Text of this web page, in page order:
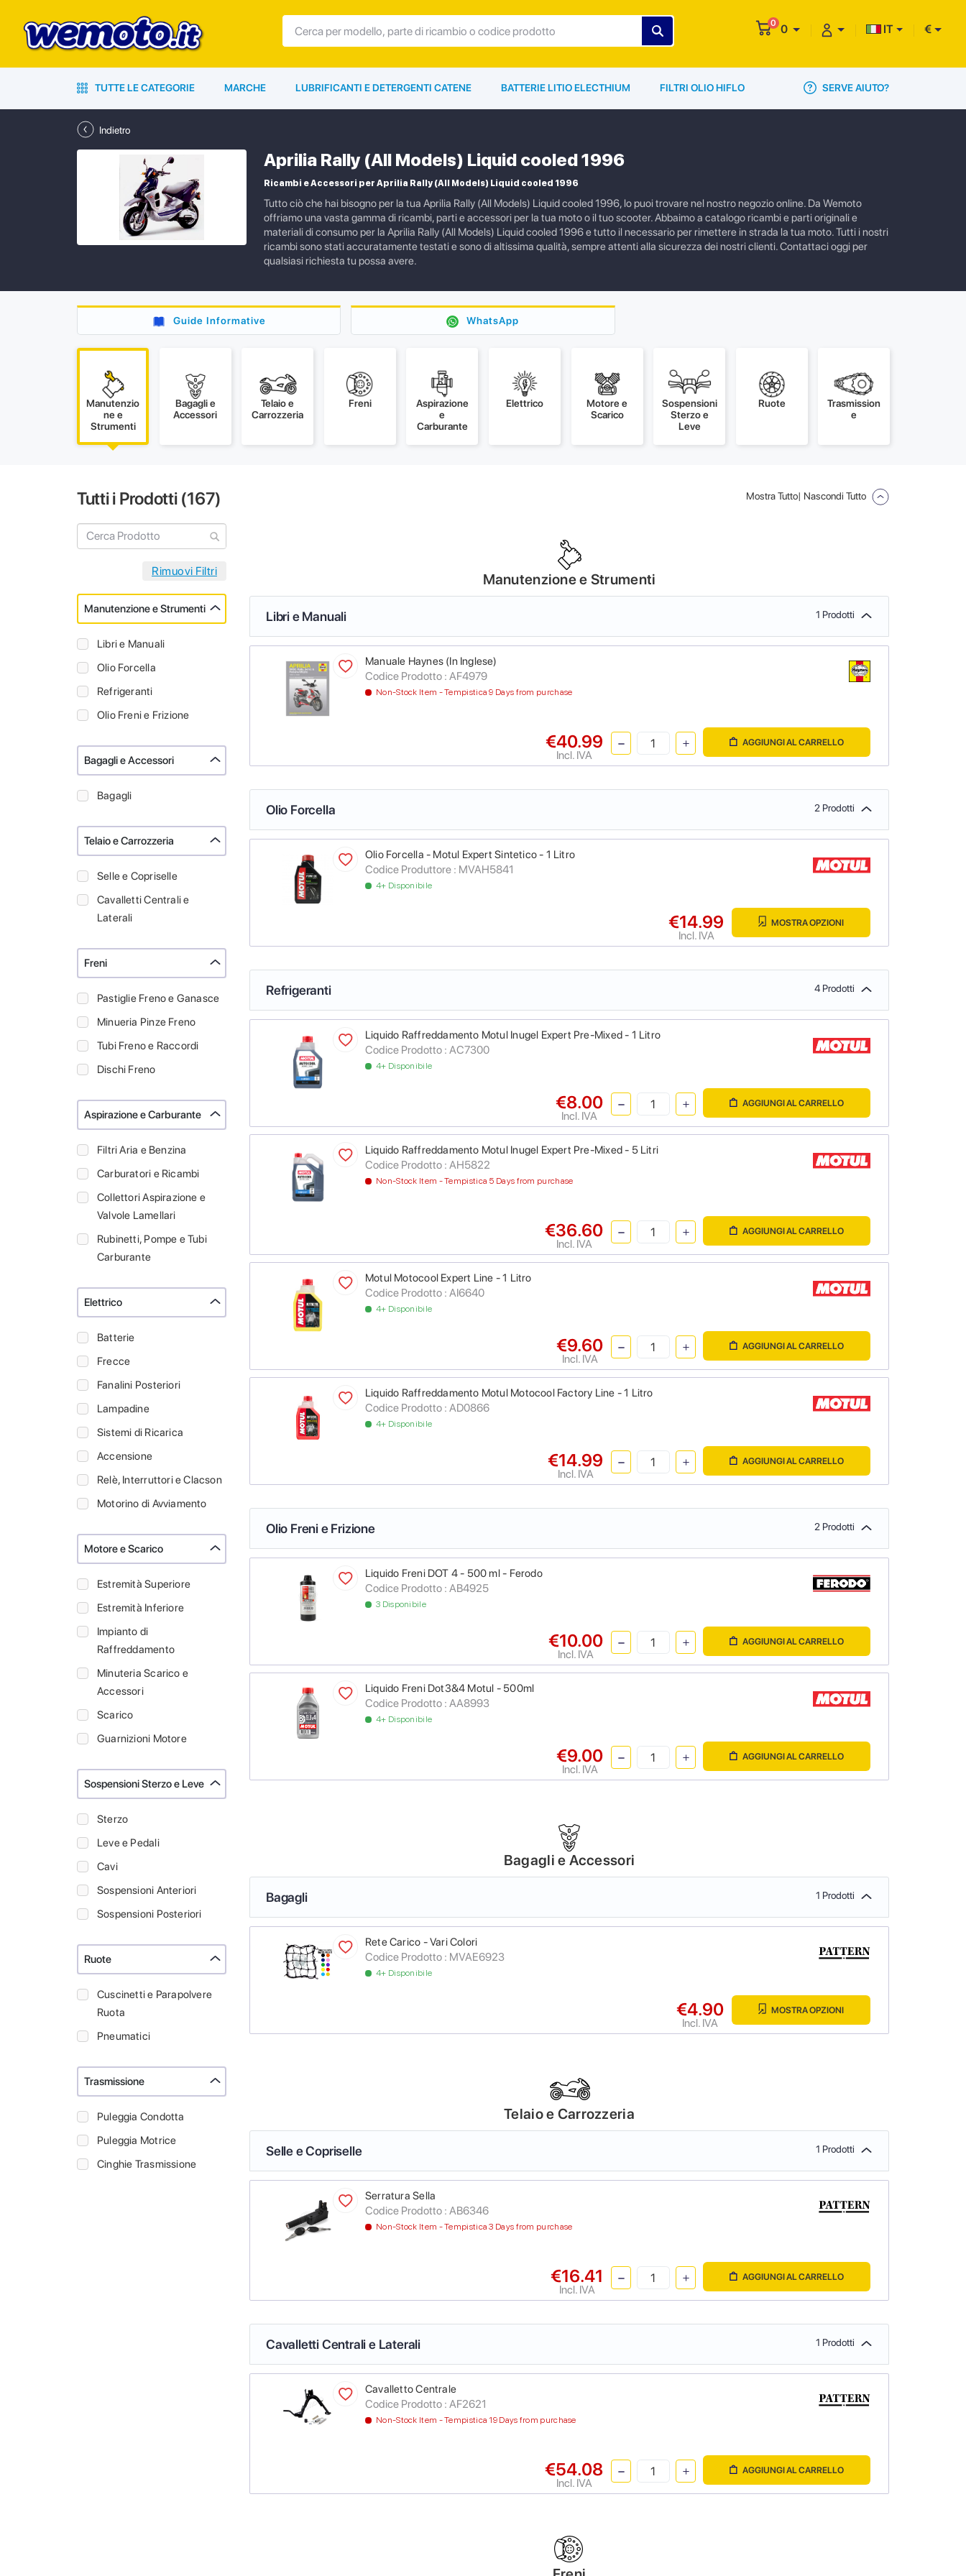
0 0 IT €
TUTTE LE CATEGORIE MARCHE LUBRIFICANTI E DETERGENTI CATENE BATTERIE LITIO ELECTHIUM FILTRI OLIO HIFLO SERVE AIUTO?
Indietro
Aprilia Rally (All Models) Liquid cooled 1996
Ricambi e Accessori per Aprilia Rally (All Models) Liquid cooled 1996
Tutto ciò che hai bisogno per la tua Aprilia Rally (All Models) Liquid cooled 1996, lo puoi trovare nel nostro negozio online. Da Wemoto
offriamo una vasta gamma di ricambi, parti e accessori per la tua moto o il tuo scooter. Abbaimo a catalogo ricambi e parti originali e
materiali di consumo per la Aprilia Rally (All Models) Liquid cooled 1996 e tutto il necessario per rimettere in strada la tua moto. Tutti i nostri
ricambi sono stati accuratamente testati e sono di altissima qualità, sempre attenti alla sicurezza dei nostri clienti. Contattaci oggi per
qualsiasi richiesta tu possa avere.
Guide Informative WhatsApp
Manutenzio
ne e
Strumenti
Bagagli e
Accessori
Telaio e
Carrozzeria
Freni
Aspirazione
e
Carburante
Elettrico
Motore e
Scarico
Sospensioni
Sterzo e
Leve
Ruote
Trasmission
e
Tutti i Prodotti (167)
Manutenzione e Strumenti
Libri e Manuali
Olio Forcella
Refrigeranti
Olio Freni e Frizione
Bagagli e Accessori
Bagagli
Telaio e Carrozzeria
Selle e Copriselle
Cavalletti Centrali e
Laterali
Freni
Pastiglie Freno e Ganasce
Minueria Pinze Freno
Tubi Freno e Raccordi
Dischi Freno
Aspirazione e Carburante
Filtri Aria e Benzina
Carburatori e Ricambi
Collettori Aspirazione e
Valvole Lamellari
Rubinetti, Pompe e Tubi
Carburante
Elettrico
Batterie
Frecce
Fanalini Posteriori
Lampadine
Sistemi di Ricarica
Accensione
Relè, Interruttori e Clacson
Motorino di Avviamento
Motore e Scarico
Estremità Superiore
Estremità Inferiore
Impianto di
Raffreddamento
Minuteria Scarico e
Accessori
Scarico
Guarnizioni Motore
Sospensioni Sterzo e Leve
Sterzo
Leve e Pedali
Cavi
Sospensioni Anteriori
Sospensioni Posteriori
Ruote
Cuscinetti e Parapolvere
Ruota
Pneumatici
Trasmissione
Puleggia Condotta
Puleggia Motrice
Cinghie Trasmissione
Mostra Tutto| Nascondi Tutto
Manutenzione e Strumenti
Libri e Manuali 1 Prodotti
Manuale Haynes (In Inglese)
Codice Prodotto : AF4979
Non-Stock Item - Tempistica 9 Days from purchase
€40.99
Incl. IVA
AGGIUNGI AL CARRELLO
Olio Forcella 2 Prodotti
Olio Forcella - Motul Expert Sintetico - 1 Litro
Codice Produttore : MVAH5841
4+ Disponibile
€14.99
Incl. IVA
MOSTRA OPZIONI
Refrigeranti 4 Prodotti
Liquido Raffreddamento Motul Inugel Expert Pre-Mixed - 1 Litro
Codice Prodotto : AC7300
4+ Disponibile
€8.00
Incl. IVA
AGGIUNGI AL CARRELLO
Liquido Raffreddamento Motul Inugel Expert Pre-Mixed - 5 Litri
Codice Prodotto : AH5822
Non-Stock Item - Tempistica 5 Days from purchase
€36.60
Incl. IVA
AGGIUNGI AL CARRELLO
Motul Motocool Expert Line - 1 Litro
Codice Prodotto : AI6640
4+ Disponibile
€9.60
Incl. IVA
AGGIUNGI AL CARRELLO
Liquido Raffreddamento Motul Motocool Factory Line - 1 Litro
Codice Prodotto : AD0866
4+ Disponibile
€14.99
Incl. IVA
AGGIUNGI AL CARRELLO
Olio Freni e Frizione 2 Prodotti
Liquido Freni DOT 4 - 500 ml - Ferodo
Codice Prodotto : AB4925
3 Disponibile
€10.00
Incl. IVA
AGGIUNGI AL CARRELLO
Liquido Freni Dot3&4 Motul - 500ml
Codice Prodotto : AA8993
4+ Disponibile
€9.00
Incl. IVA
AGGIUNGI AL CARRELLO
Bagagli e Accessori
Bagagli 1 Prodotti
Rete Carico - Vari Colori
Codice Prodotto : MVAE6923
4+ Disponibile
€4.90
Incl. IVA
MOSTRA OPZIONI
Telaio e Carrozzeria
Selle e Copriselle 1 Prodotti
Serratura Sella
Codice Prodotto : AB6346
Non-Stock Item - Tempistica 3 Days from purchase
€16.41
Incl. IVA
AGGIUNGI AL CARRELLO
Cavalletti Centrali e Laterali 1 Prodotti
Cavalletto Centrale
Codice Prodotto : AF2621
Non-Stock Item - Tempistica 19 Days from purchase
€54.08
Incl. IVA
AGGIUNGI AL CARRELLO